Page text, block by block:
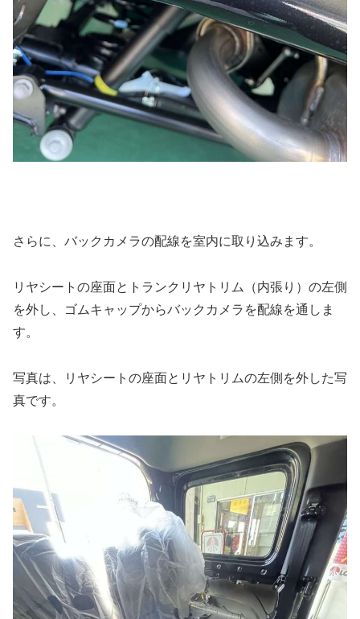
さらに、バックカメラの配線を室内に取り込みます。
リヤシートの座面とトランクリヤトリム（内張り）の左側
を外し、ゴムキャップからバックカメラを配線を通しま
す。
写真は、リヤシートの座面とリヤトリムの左側を外した写
真です。